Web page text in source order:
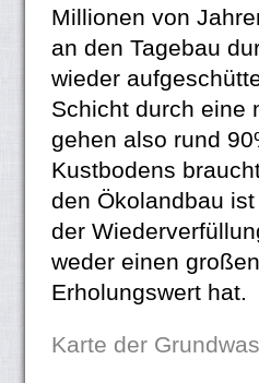
Millionen von
an den Tagebau
wieder
Schicht durch eine
gehen also rund
Kustbodens
den Ökolandbau
der
weder einen
Erholungswert hat.
Karte der